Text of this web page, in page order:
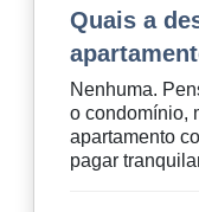
Quais a
Nenhuma.
o condomínio,
apartamento
pagar